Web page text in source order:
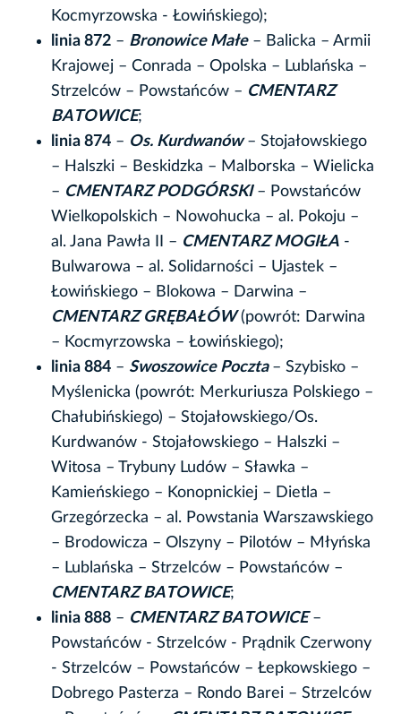
Kocmyrzowska - Łowińskiego);
linia 872 – Bronowice Małe– Balicka – Armii
Krajowej – Conrada – Opolska – Lublańska –
Strzelców – Powstańców – CMENTARZ
BATOWICE;
linia 874 – Os. Kurdwanów– Stojałowskiego
– Halszki – Beskidzka – Malborska – Wielicka
– CMENTARZ PODGÓRSKI– Powstańców
Wielkopolskich – Nowohucka – al. Pokoju –
al. Jana Pawła II – CMENTARZ MOGIŁA -
Bulwarowa – al. Solidarności – Ujastek –
Łowińskiego – Blokowa – Darwina –
CMENTARZ GRĘBAŁÓW(powrót: Darwina
– Kocmyrzowska – Łowińskiego);
linia 884 – Swoszowice Poczta – Szybisko –
Myślenicka (powrót: Merkuriusza Polskiego –
Chałubińskiego) – Stojałowskiego/Os.
Kurdwanów - Stojałowskiego – Halszki –
Witosa – Trybuny Ludów – Sławka –
Kamieńskiego – Konopnickiej – Dietla –
Grzegórzecka – al. Powstania Warszawskiego
– Brodowicza – Olszyny – Pilotów – Młyńska
– Lublańska – Strzelców – Powstańców –
CMENTARZ BATOWICE;
linia 888 – CMENTARZ BATOWICE–
Powstańców - Strzelców - Prądnik Czerwony
- Strzelców – Powstańców – Łepkowskiego –
Dobrego Pasterza – Rondo Barei – Strzelców